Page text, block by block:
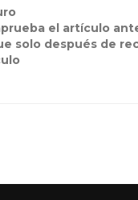
el artículo
solo después de